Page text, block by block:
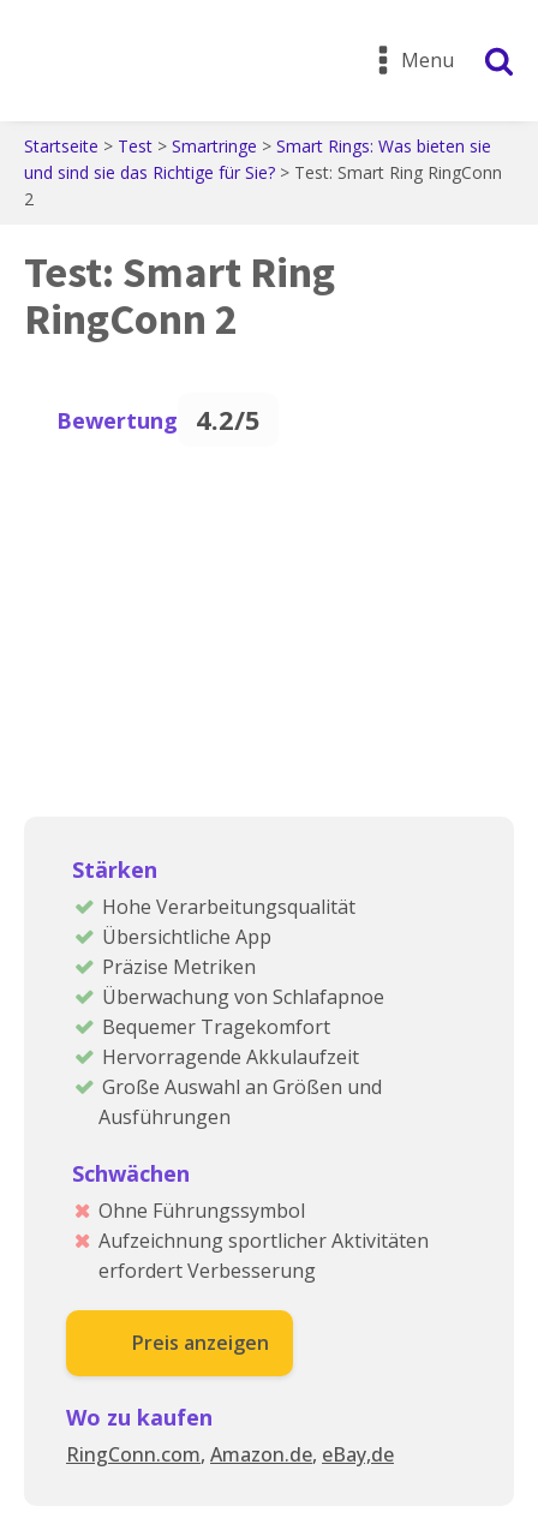
Menu
Startseite > Test > Smartringe > Smart Rings: Was bieten sie
und sind sie das Richtige für Sie? > Test: Smart Ring RingConn
2
Test: Smart Ring
RingConn 2
Bewertung 4.2/5
Stärken
Hohe Verarbeitungsqualität
Übersichtliche App
Präzise Metriken
Überwachung von Schlafapnoe
Bequemer Tragekomfort
Hervorragende Akkulaufzeit
Große Auswahl an Größen und
Ausführungen
Schwächen
Ohne Führungssymbol
Aufzeichnung sportlicher Aktivitäten
erfordert Verbesserung
Preis anzeigen
Wo zu kaufen
RingConn.com, Amazon.de, eBay,de